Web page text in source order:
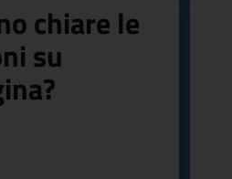
chiare le
su